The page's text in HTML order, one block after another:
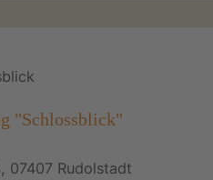
"Schlossblick"
07407 Rudolstadt